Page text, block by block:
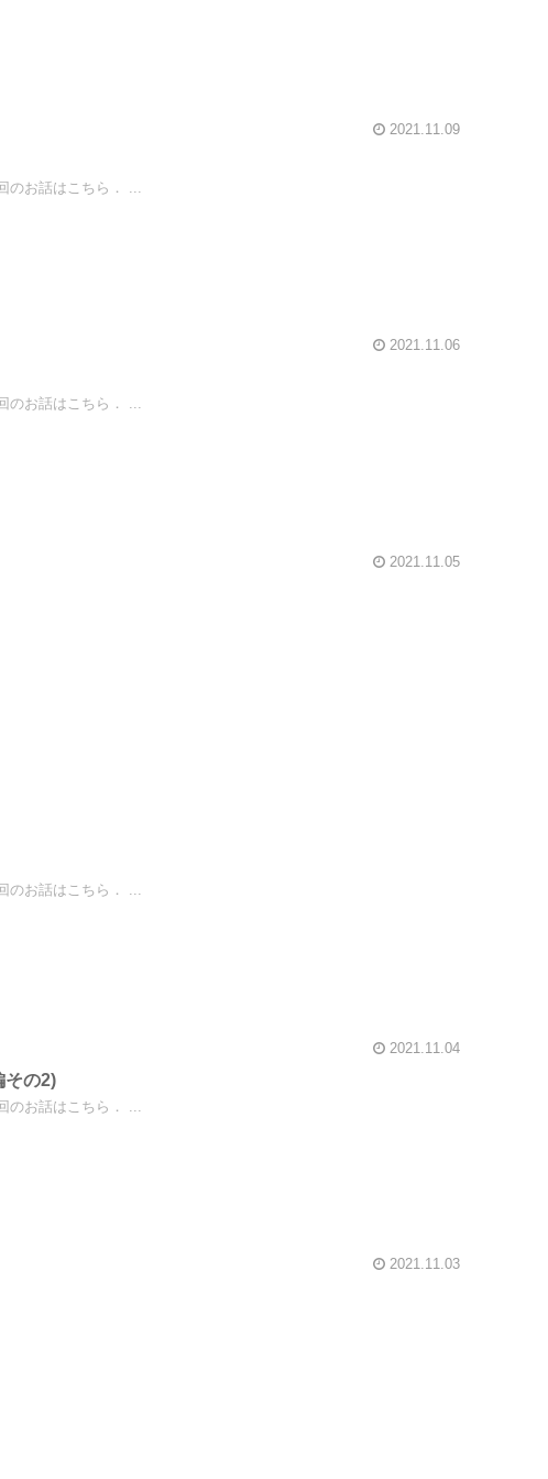
2021.11.09
のお話はこちら． ...
2021.11.06
のお話はこちら． ...
2021.11.05
のお話はこちら． ...
2021.11.04
その2)
のお話はこちら． ...
2021.11.03